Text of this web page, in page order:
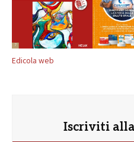
Edicola web
Iscriviti